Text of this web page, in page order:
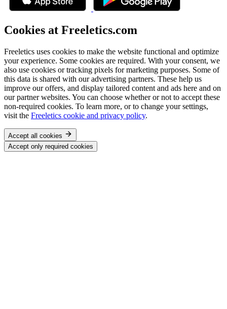
Cookies at Freeletics.com
Freeletics uses cookies to make the website functional and optimize
your experience. Some cookies are required. With your consent, we
also use cookies or tracking pixels for marketing purposes. Some of
this data is shared with our advertising partners. These help us
improve our offers, and display tailored content and ads here and on
our partner websites. You can choose whether or not to accept these
non-required cookies. To learn more, or to change your settings,
visit the Freeletics cookie and privacy policy.
Accept all cookies
Accept only required cookies